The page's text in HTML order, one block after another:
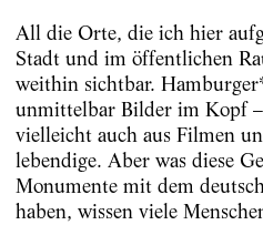
All die Orte, die ich hier
Stadt und im öffentlichen
weithin sichtbar.
unmittelbar Bilder im Kopf
vielleicht auch aus Filmen
lebendige. Aber was diese
Monumente mit dem
haben, wissen viele